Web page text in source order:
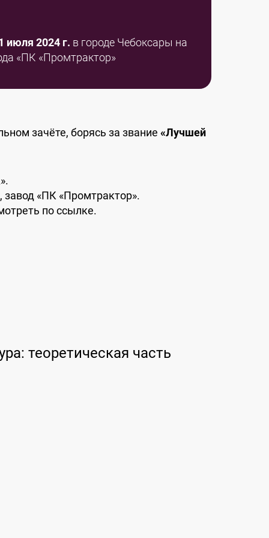
июля 2024 г. в городе Чебоксары на
«ПК «Промтрактор»
зачёте, борясь за звание «Лучшей
«ПК «Промтрактор».
по ссылке.
теоретическая часть